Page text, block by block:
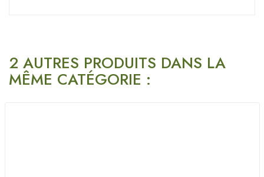
2 AUTRES PRODUITS DANS LA
MÊME CATÉGORIE :